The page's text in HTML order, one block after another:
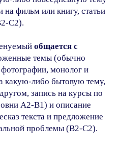
фильм или книгу, статьи
C2).
общается с
темы (обычно
монолог и
какую-либо бытовую тему,
запись на курсы по
A2-B1) и описание
текста и предложение
проблемы (B2-C2).